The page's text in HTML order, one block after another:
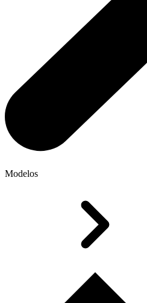
Modelos